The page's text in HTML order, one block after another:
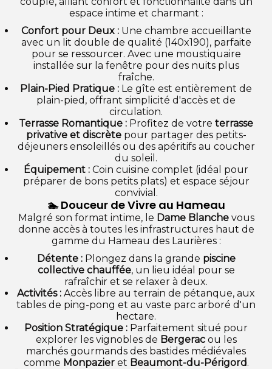
espace intime et charmant :
Confort pour Deux :Une chambre accueillante
avec un lit double de qualité (140x190), parfaite
pour se ressourcer. Avec une moustiquaire
installée sur la fenêtre pour des nuits plus
fraîche.
Plain-Pied Pratique : Le gîte est entièrement de
plain-pied, offrant simplicité d'accès et de
circulation.
Terrasse Romantique : Profitez de votre terrasse
privative et discrètepour partager des petits-
déjeuners ensoleillés ou des apéritifs au coucher
du soleil.
Équipement : Coin cuisine complet (idéal pour
préparer de bons petits plats) et espace séjour
convivial.
🏊 Douceur de Vivre au Hameau
Malgré son format intime, le Dame Blanchevous
donne accès à toutes les infrastructures haut de
gamme du Hameau des Laurières :
Détente :Plongez dans la grande piscine
collective chauffée, un lieu idéal pour se
rafraîchir et se relaxer à deux.
Activités : Accès libre au terrain de pétanque, aux
tables de ping-pong et au vaste parc arboré d'un
hectare.
Position Stratégique : Parfaitement situé pour
explorer les vignobles de Bergeracou les
marchés gourmands des bastides médiévales
comme Monpazieret Beaumont-du-Périgord.